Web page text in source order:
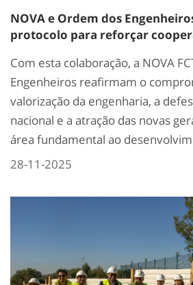
NOVA e Ordem dos
protocolo para reforçar
Com esta colaboração, a NOVA
Engenheiros reafirmam o
valorização da engenharia, a
nacional e a atração das novas
área fundamental ao
28-11-2025